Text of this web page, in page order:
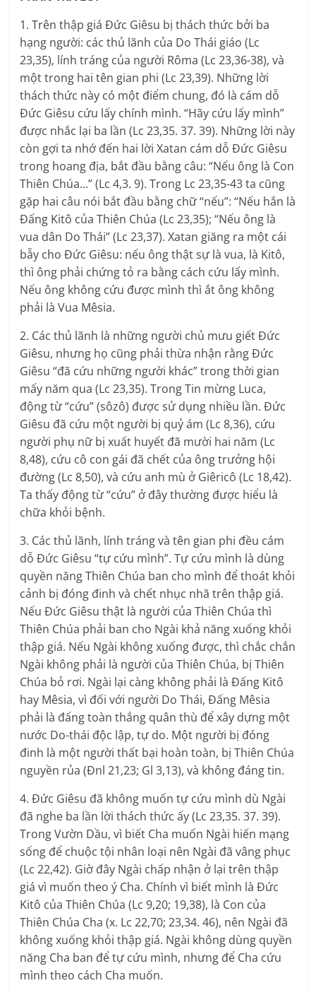
1. Trên thập giá Đức Giêsu bị thách thức bởi ba
hạng người: các thủ lãnh của Do Thái giáo (Lc
23,35), lính tráng của người Rôma (Lc 23,36-38), và
một trong hai tên gian phi (Lc 23,39). Những lời
thách thức này có một điểm chung, đó là cám dỗ
Đức Giêsu cứu lấy chính mình. “Hãy cứu lấy mình”
được nhắc lại ba lần (Lc 23,35. 37. 39). Những lời này
còn gợi ta nhớ đến hai lời Xatan cám dỗ Đức Giêsu
trong hoang địa, bắt đầu bằng câu: “Nếu ông là Con
Thiên Chúa…” (Lc 4,3. 9). Trong Lc 23,35-43 ta cũng
gặp hai câu nói bắt đầu bằng chữ “nếu”: “Nếu hắn là
Đấng Kitô của Thiên Chúa (Lc 23,35); “Nếu ông là
vua dân Do Thái” (Lc 23,37). Xatan giăng ra một cái
bẫy cho Đức Giêsu: nếu ông thật sự là vua, là Kitô,
thì ông phải chứng tỏ ra bằng cách cứu lấy mình.
Nếu ông không cứu được mình thì ắt ông không
phải là Vua Mêsia.
2. Các thủ lãnh là những người chủ mưu giết Đức
Giêsu, nhưng họ cũng phải thừa nhận rằng Đức
Giêsu “đã cứu những người khác” trong thời gian
mấy năm qua (Lc 23,35). Trong Tin mừng Luca,
động từ “cứu” (sôzô) được sử dụng nhiều lần. Đức
Giêsu đã cứu một người bị quỷ ám (Lc 8,36), cứu
người phụ nữ bị xuất huyết đã mười hai năm (Lc
8,48), cứu cô con gái đã chết của ông trưởng hội
đường (Lc 8,50), và cứu anh mù ở Giêricô (Lc 18,42).
Ta thấy động từ “cứu” ở đây thường được hiểu là
chữa khỏi bệnh.
3. Các thủ lãnh, lính tráng và tên gian phi đều cám
dỗ Đức Giêsu “tự cứu mình”. Tự cứu mình là dùng
quyền năng Thiên Chúa ban cho mình để thoát khỏi
cảnh bị đóng đinh và chết nhục nhã trên thập giá.
Nếu Đức Giêsu thật là người của Thiên Chúa thì
Thiên Chúa phải ban cho Ngài khả năng xuống khỏi
thập giá. Nếu Ngài không xuống được, thì chắc chắn
Ngài không phải là người của Thiên Chúa, bị Thiên
Chúa bỏ rơi. Ngài lại càng không phải là Đấng Kitô
hay Mêsia, vì đối với người Do Thái, Đấng Mêsia
phải là đấng toàn thắng quân thù để xây dựng một
nước Do-thái độc lập, tự do. Một người bị đóng
đinh là một người thất bại hoàn toàn, bị Thiên Chúa
nguyền rủa (Đnl 21,23; Gl 3,13), và không đáng tin.
4. Đức Giêsu đã không muốn tự cứu mình dù Ngài
đã nghe ba lần lời thách thức ấy (Lc 23,35. 37. 39).
Trong Vườn Dầu, vì biết Cha muốn Ngài hiến mạng
sống để chuộc tội nhân loại nên Ngài đã vâng phục
(Lc 22,42). Giờ đây Ngài chấp nhận ở lại trên thập
giá vì muốn theo ý Cha. Chính vì biết mình là Đức
Kitô của Thiên Chúa (Lc 9,20; 19,38), là Con của
Thiên Chúa Cha (x. Lc 22,70; 23,34. 46), nên Ngài đã
không xuống khỏi thập giá. Ngài không dùng quyền
năng Cha ban để tự cứu mình, nhưng để Cha cứu
mình theo cách Cha muốn.